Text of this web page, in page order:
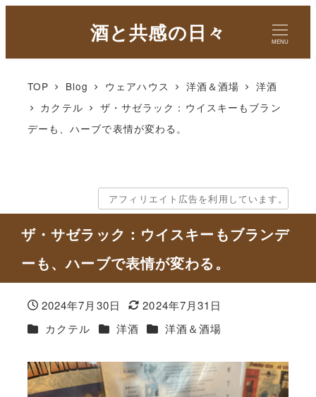
酒と共感の日々 MENU
TOP Blog ウェアハウス 洋酒＆酒場
洋酒
カクテル
ザ・サゼラック：ウイスキーもブラン
デーも、ハーブで表情が変わる。
アフィリエイト広告を利用しています。
ザ・サゼラック：ウイスキーもブランデ
ーも、ハーブで表情が変わる。
2024年7月30日
2024年7月31日
カテゴリー
カクテル カテゴリー
洋酒 カテゴリー
洋酒＆酒場